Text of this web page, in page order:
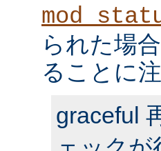
られた場
ることに
graceful